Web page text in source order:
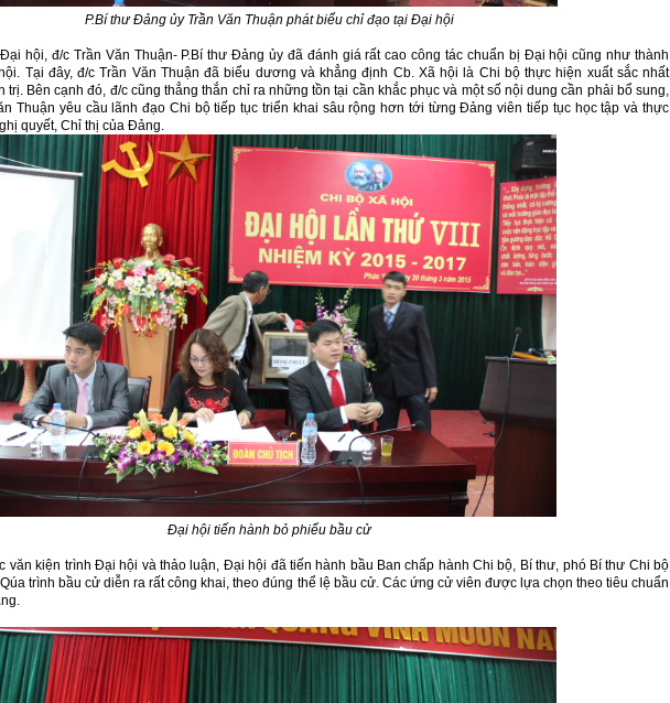
P.Bí thư Đảng ủy Trần Văn Thuận phát biểu chỉ đạo tại Đại hội
hội, đ/c Trần Văn Thuận- P.Bí thư Đảng ủy đã đánh giá rất cao công tác chuẩn bị Đại hội cũng như thành
Tại đây, đ/c Trần Văn Thuận đã biểu dương và khẳng định Cb. Xã hội là Chi bộ thực hiện xuất sắc nhất
trị. Bên cạnh đó, đ/c cũng thẳng thắn chỉ ra những tồn tại cần khắc phục và một số nội dung cần phải bổ sung,
Thuận yêu cầu lãnh đạo Chi bộ tiếp tục triển khai sâu rộng hơn tới từng Đảng viên tiếp tục học tập và thực
quyết, Chỉ thị của Đảng.
Đại hội tiến hành bỏ phiếu bầu cử
văn kiện trình Đại hội và thảo luận, Đại hội đã tiến hành bầu Ban chấp hành Chi bộ, Bí thư, phó Bí thư Chi bộ
trình bầu cử diễn ra rất công khai, theo đúng thể lệ bầu cử. Các ứng cử viên được lựa chọn theo tiêu chuẩn